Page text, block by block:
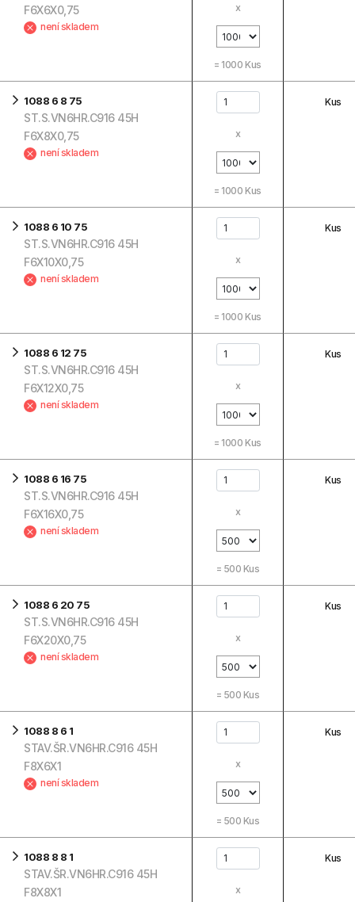
F6X6X0,75
není skladem
x
= 1000 Kus
1088 6 8 75
ST.S.VN6HR.C916 45H
F6X8X0,75
není skladem
x
= 1000 Kus
Kus
1088 6 10 75
ST.S.VN6HR.C916 45H
F6X10X0,75
není skladem
x
= 1000 Kus
Kus
1088 6 12 75
ST.S.VN6HR.C916 45H
F6X12X0,75
není skladem
x
= 1000 Kus
Kus
1088 6 16 75
ST.S.VN6HR.C916 45H
F6X16X0,75
není skladem
x
= 500 Kus
Kus
1088 6 20 75
ST.S.VN6HR.C916 45H
F6X20X0,75
není skladem
x
= 500 Kus
Kus
1088 8 6 1
STAV.ŠR.VN6HR.C916 45H
F8X6X1
není skladem
x
= 500 Kus
Kus
1088 8 8 1
STAV.ŠR.VN6HR.C916 45H
F8X8X1
x
Kus